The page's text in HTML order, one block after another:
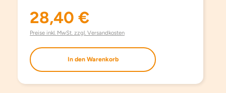
schonend und sanft, schon ab 15°C und hält
Kleidungsstücke länger schön. Kein Weichspüler
erforderlich, besonders bügelleicht. Haut- und
auch bestens für die Handwäsche geeignet. Mit
modernsten waschaktiven Substanzen und
Aufheller und ohne Phosphate.
Regulärer Preis:
28,40 €
Preise inkl. MwSt. zzgl. Versandkosten
In den Warenkorb